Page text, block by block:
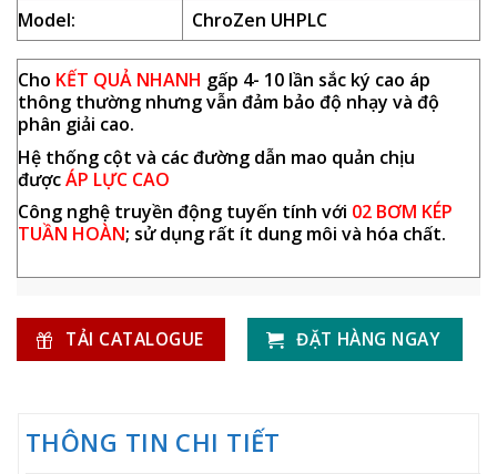
Model:
ChroZen UHPLC
Cho KẾT QUẢ NHANH gấp 4- 10 lần sắc ký cao áp
thông thường nhưng vẫn đảm bảo độ nhạy và độ
phân giải cao.
Hệ thống cột và các đường dẫn mao quản chịu
đượcÁP LỰC CAO
Công nghệ truyền động tuyến tính với 02 BƠM KÉP
TUẦN HOÀN; sử dụng rất ít dung môi và hóa chất.
TẢI CATALOGUE ĐẶT HÀNG NGAY
THÔNG TIN CHI TIẾT